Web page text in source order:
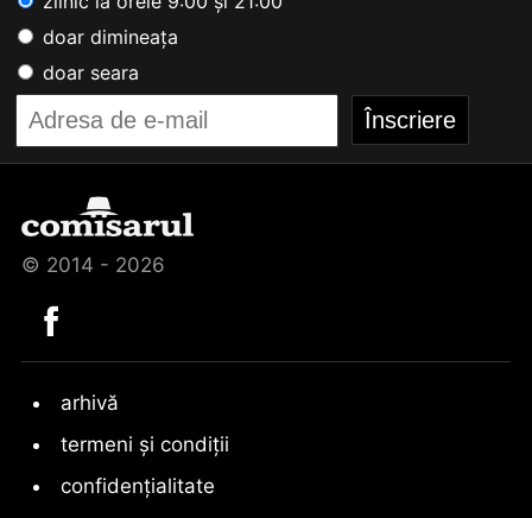
doar dimineața
doar seara
© 2014 - 2026
arhivă
termeni și condiții
confidențialitate